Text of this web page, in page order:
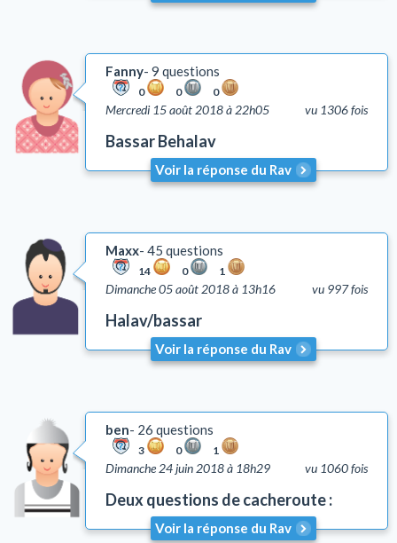
Fanny 9 questions
0 0 0
vu 1306 fois
Mercredi 15 août 2018 à 22h05
Bassar Behalav
Voir la réponse du Rav
Maxx 45 questions
14 0 1
vu 997 fois
Dimanche 05 août 2018 à 13h16
Halav/bassar
Voir la réponse du Rav
ben 26 questions
3 0 1
vu 1060 fois
Dimanche 24 juin 2018 à 18h29
Deux questions de cacheroute :
Voir la réponse du Rav